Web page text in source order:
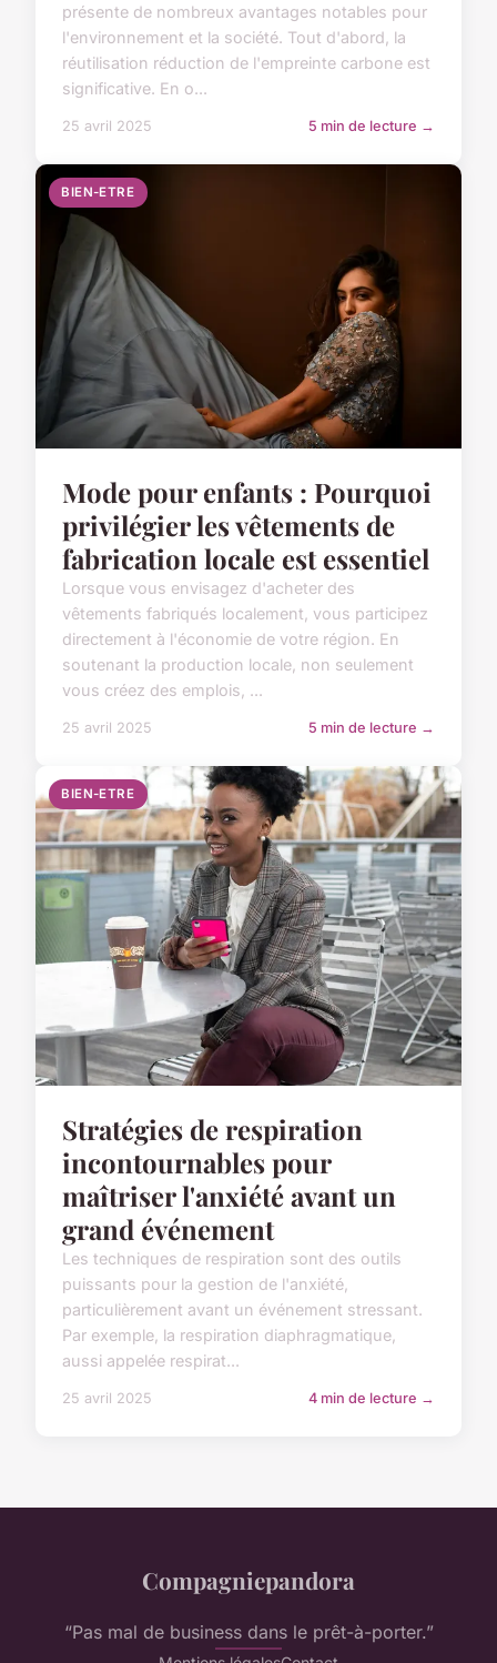
présente de nombreux avantages notables pour
l'environnement et la société. Tout d'abord, la
réutilisation réduction de l'empreinte carbone est
significative. En o...
25 avril 2025 5 min de lecture →
BIEN-ETRE
Mode pour enfants : Pourquoi
privilégier les vêtements de
fabrication locale est essentiel
Lorsque vous envisagez d'acheter des
vêtements fabriqués localement, vous participez
directement à l'économie de votre région. En
soutenant la production locale, non seulement
vous créez des emplois, ...
25 avril 2025 5 min de lecture →
BIEN-ETRE
Stratégies de respiration
incontournables pour
maîtriser l'anxiété avant un
grand événement
Les techniques de respiration sont des outils
puissants pour la gestion de l'anxiété,
particulièrement avant un événement stressant.
Par exemple, la respiration diaphragmatique,
aussi appelée respirat...
25 avril 2025 4 min de lecture →
Compagniepandora
“Pas mal de business dans le prêt-à-porter.”